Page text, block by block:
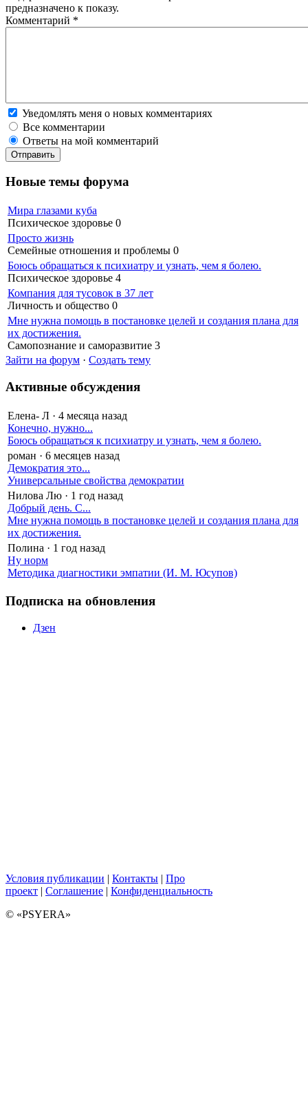
предназначено к показу.
Комментарий *
Уведомлять меня о новых комментариях
Все комментарии
Ответы на мой комментарий
Новые темы форума
Мира глазами куба
Психическое здоровье 0
Просто жизнь
Семейные отношения и проблемы 0
Боюсь обращаться к психиатру и узнать, чем я болею.
Психическое здоровье 4
Компания для тусовок в 37 лет
Личность и общество 0
Мне нужна помощь в постановке целей и создания плана для
их достижения.
Самопознание и саморазвитие 3
Зайти на форум · Создать тему
Активные обсуждения
Елена- Л · 4 месяца назад
Конечно, нужно...
Боюсь обращаться к психиатру и узнать, чем я болею.
роман · 6 месяцев назад
Демократия это...
Универсальные свойства демократии
Нилова Лю · 1 год назад
Добрый день. С...
Мне нужна помощь в постановке целей и создания плана для
их достижения.
Полина · 1 год назад
Ну норм
Методика диагностики эмпатии (И. М. Юсупов)
Подписка на обновления
Дзен
Условия публикации | Контакты | Про
проект | Соглашение | Конфиденциальность
© «PSYERA»